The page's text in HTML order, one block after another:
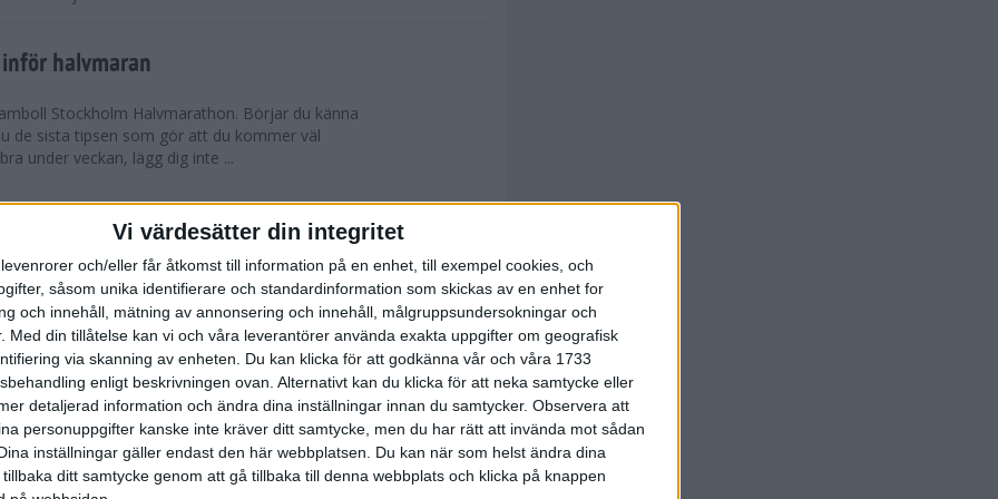
Vi värdesätter din integritet
och/eller får åtkomst till information på en enhet, till exempel cookies, och
såsom unika identifierare och standardinformation som skickas av en enhet for
och innehåll, mätning av annonsering och innehåll, målgruppsundersokningar och
Med din tillåtelse kan vi och våra leverantörer använda exakta uppgifter om geografisk
via skanning av enheten. Du kan klicka för att godkänna vår och våra 1733
enligt beskrivningen ovan. Alternativt kan du klicka för att neka samtycke eller
detaljerad information och ändra dina inställningar innan du samtycker. Observera att
personuppgifter kanske inte kräver ditt samtycke, men du har rätt att invända mot sådan
inställningar gäller endast den här webbplatsen. Du kan när som helst ändra dina
ditt samtycke genom att gå tillbaka till denna webbplats och klicka på knappen
halvmaran
Stockholm Halvmarathon. Börjar du känna
de sista tipsen som gör att du kommer väl
under veckan, lägg dig inte ...
Ramboll Stockholm Halvmarathon är
Minns du i våras hur det pratades om
Marathon. Nu har även Ramboll
sprängt sitt tidigare rekord och når snart taket...
inför Tjejmilen
två veckor kvar till Tjejmilen? Hur lägger jag upp
Här ger löpcoachen Josefine Swärm sina bästa